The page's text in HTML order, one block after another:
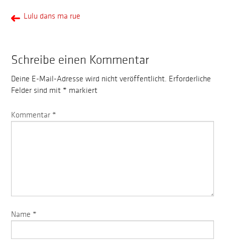
Lulu dans ma rue
Schreibe einen Kommentar
Deine E-Mail-Adresse wird nicht veröffentlicht. Erforderliche
Felder sind mit* markiert
Kommentar *
Name *